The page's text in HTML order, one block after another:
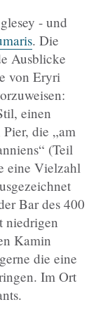
- und
. Die
Ausblicke
von Eryri
einen
die „am
(Teil
eine Vielzahl
Bar des 400
niedrigen
Kamin
die eine
Im Ort